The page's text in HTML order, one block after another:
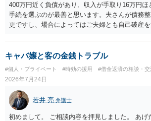
400万円近く負債があり、収入が手取り16万円ほ
手続を選ぶのが最善と思います。夫さんが債務
更ですし、場合によってはご夫婦とも自己破産
キャバ嬢と客の金銭トラブル
#個人・プライベート #時効の援用 #借金返済の相談・交
2026年7月24日
若井 亮 弁護士
初めまして。 ご相談内容を拝見しました。 あげ